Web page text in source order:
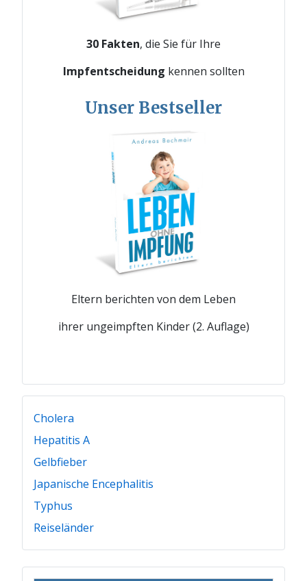
30 Fakten, die Sie für Ihre
Impfentscheidung kennen sollten
Unser Bestseller
Eltern berichten von dem Leben
ihrer ungeimpften Kinder (2. Auflage)
Cholera
Hepatitis A
Gelbfieber
Japanische Encephalitis
Typhus
Reiseländer